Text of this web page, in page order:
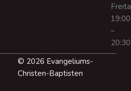
19:00
–
20:30
© 2026 Evangeliums-
Christen-Baptisten